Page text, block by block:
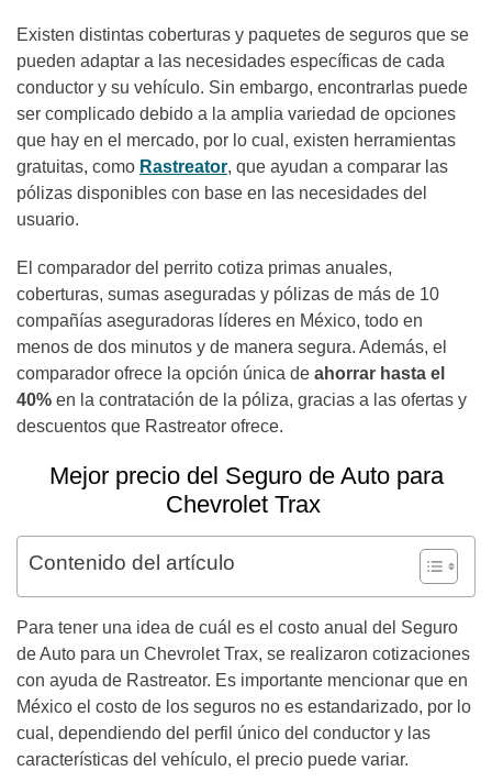
Existen distintas coberturas y paquetes de seguros que se
pueden adaptar a las necesidades específicas de cada
conductor y su vehículo. Sin embargo, encontrarlas puede
ser complicado debido a la amplia variedad de opciones
que hay en el mercado, por lo cual, existen herramientas
gratuitas, como Rastreator, que ayudan a comparar las
pólizas disponibles con base en las necesidades del
usuario.
El comparador del perrito cotiza primas anuales,
coberturas, sumas aseguradas y pólizas de más de 10
compañías aseguradoras líderes en México, todo en
menos de dos minutos y de manera segura. Además, el
comparador ofrece la opción única de ahorrar hasta el
40% en la contratación de la póliza, gracias a las ofertas y
descuentos que Rastreator ofrece.
Mejor precio del Seguro de Auto para
Chevrolet Trax
Contenido del artículo
Para tener una idea de cuál es el costo anual del Seguro
de Auto para un Chevrolet Trax, se realizaron cotizaciones
con ayuda de Rastreator. Es importante mencionar que en
México el costo de los seguros no es estandarizado, por lo
cual, dependiendo del perfil único del conductor y las
características del vehículo, el precio puede variar.